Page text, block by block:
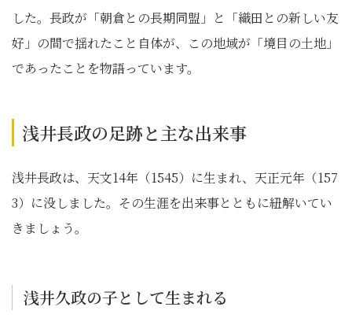
した。長政が「朝倉との長期同盟」と「織田との新しい友
好」の間で揺れたこと自体が、この地域が「境目の土地」
であったことを物語っています。
浅井長政の足跡と主な出来事
浅井長政は、天文14年（1545）に生まれ、天正元年（157
3）に没しました。その生涯を出来事とともに紐解いてい
きましょう。
浅井久政の子として生まれる